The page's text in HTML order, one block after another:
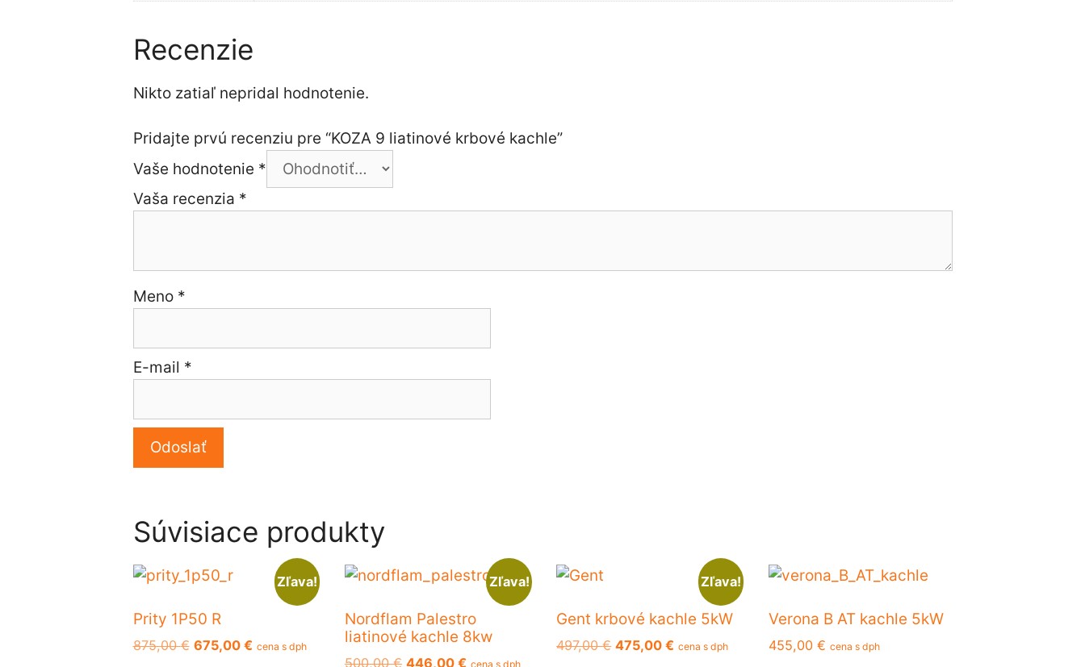
Recenzie
Nikto zatiaľ nepridal hodnotenie.
Pridajte prvú recenziu pre “KOZA 9 liatinové krbové kachle”
Vaše hodnotenie *
Vaša recenzia *
Meno *
E-mail *
Súvisiace produkty
Zľava!
Prity 1P50 R
875,00€ Pôvodná
675,00 €Aktuálna
cena s dph
Zľava!
Nordflam Palestro
liatinové kachle 8kw
500,00€ Pôvodná
446,00 €Aktuálna
cena s dph
Zľava!
Gent krbové kachle 5kW
497,00€ Pôvodná
475,00€ Aktuálna
cena s dph
Verona B AT kachle 5kW
455,00 € cena s dph